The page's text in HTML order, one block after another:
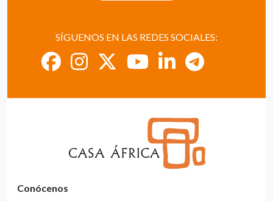
SÍGUENOS EN LAS REDES SOCIALES:
Conócenos